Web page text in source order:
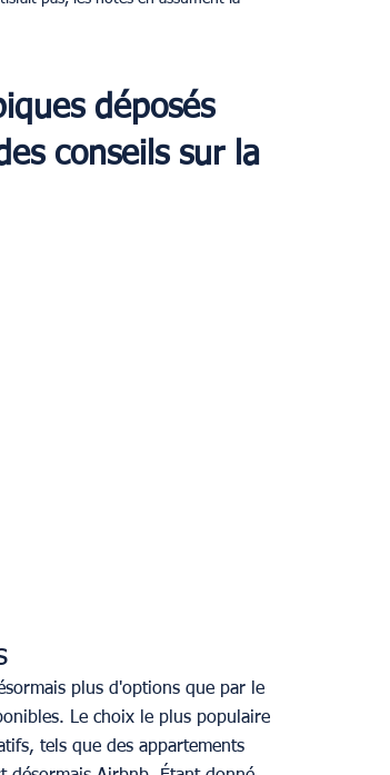
déposés
conseils sur la
plus d'options que par le
Le choix le plus populaire
tels que des appartements